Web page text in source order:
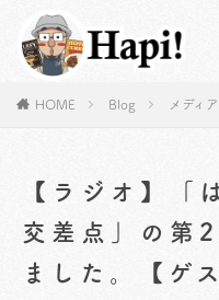
HOME Blog メディア
【ラジオ】「
交差点」の第
ました。【ゲ